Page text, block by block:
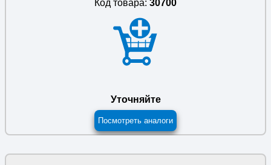
Код товара: 30700
Уточняйте
Посмотреть аналоги